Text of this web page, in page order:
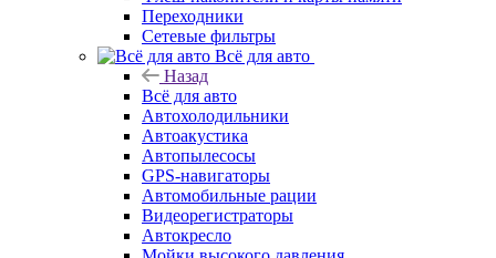
Переходники
Сетевые фильтры
Всё для авто
Назад
Всё для авто
Автохолодильники
Автоакустика
Автопылесосы
GPS-навигаторы
Автомобильные рации
Видеорегистраторы
Автокресло